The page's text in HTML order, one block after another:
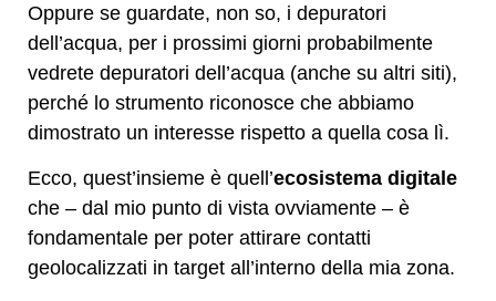
Oppure se guardate, non so, i depuratori
dell’acqua, per i prossimi giorni probabilmente
vedrete depuratori dell’acqua (anche su altri siti),
perché lo strumento riconosce che abbiamo
dimostrato un interesse rispetto a quella cosa lì.
Ecco, quest’insieme è quell’ecosistema digitale
che – dal mio punto di vista ovviamente – è
fondamentale per poter attirare contatti
geolocalizzati in target all’interno della mia zona.